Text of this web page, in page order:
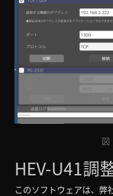
HEV-U41調
このソフトウェアは、弊